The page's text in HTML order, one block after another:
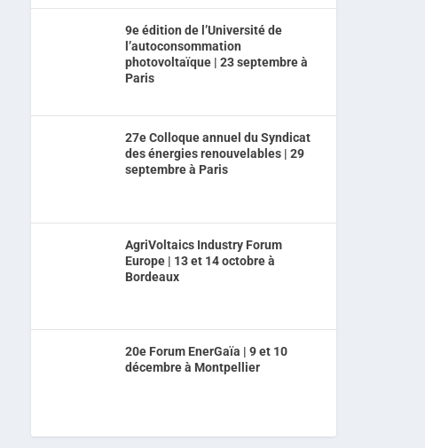
9e édition de l’Université de
l’autoconsommation
photovoltaïque | 23 septembre à
Paris
27e Colloque annuel du Syndicat
des énergies renouvelables | 29
septembre à Paris
AgriVoltaics Industry Forum
Europe | 13 et 14 octobre à
Bordeaux
20e Forum EnerGaïa | 9 et 10
décembre à Montpellier